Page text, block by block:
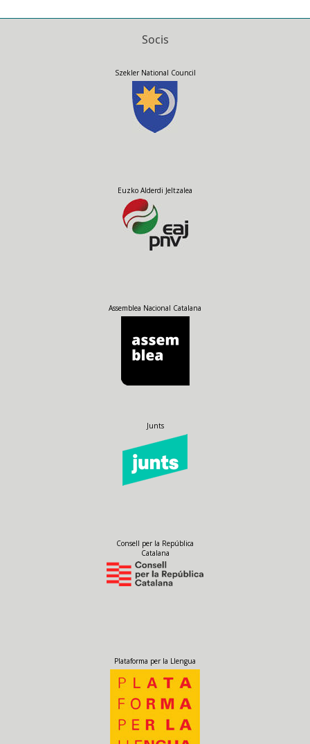
Socis
Szekler National Council
Euzko Alderdi Jeltzalea
Assemblea Nacional Catalana
Junts
Consell per la República
Catalana
Plataforma per la Llengua